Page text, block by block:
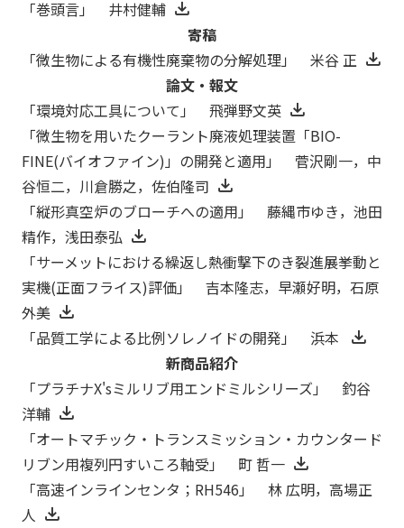
「巻頭言」 井村健輔
寄稿
「微生物による有機性廃棄物の分解処理」 米谷 正
論文・報文
「環境対応工具について」 飛弾野文英
「微生物を用いたクーラント廃液処理装置「BIO-
FINE(バイオファイン)」の開発と適用」 菅沢剛一，中
谷恒二，川倉勝之，佐伯隆司
「縦形真空炉のブローチへの適用」 藤縄市ゆき，池田
精作，浅田泰弘
「サーメットにおける繰返し熱衝撃下のき裂進展挙動と
実機(正面フライス)評価」 吉本隆志，早瀬好明，石原
外美
「品質工学による比例ソレノイドの開発」 浜本
新商品紹介
「プラチナX'sミルリブ用エンドミルシリーズ」 釣谷
洋輔
「オートマチック・トランスミッション・カウンタード
リブン用複列円すいころ軸受」 町 哲一
「高速インラインセンタ；RH546」 林 広明，高場正
人